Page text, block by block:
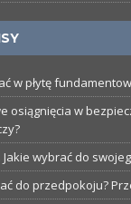
w płytę
osiągnięcia w
wybrać do
do przedpokoju?